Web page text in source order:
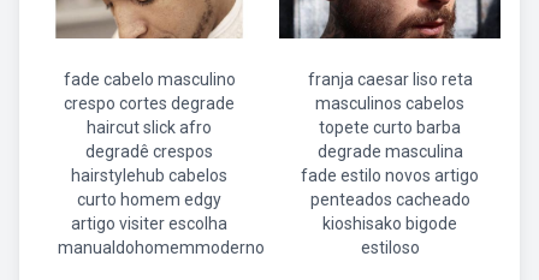
fade cabelo masculino
crespo cortes degrade
haircut slick afro
degradê crespos
hairstylehub cabelos
curto homem edgy
artigo visiter escolha
manualdohomemmoderno
franja caesar liso reta
masculinos cabelos
topete curto barba
degrade masculina
fade estilo novos artigo
penteados cacheado
kioshisako bigode
estiloso